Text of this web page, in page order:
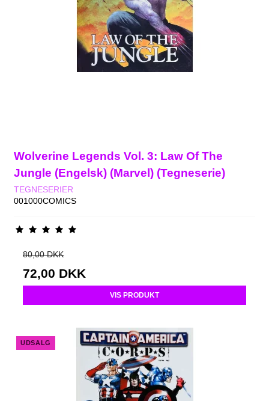
Wolverine Legends Vol. 3: Law Of The
Jungle (Engelsk) (Marvel) (Tegneserie)
TEGNESERIER
001000COMICS
80,00 DKK
72,00 DKK
VIS PRODUKT
UDSALG